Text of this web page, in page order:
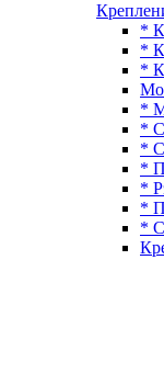
*
*
*
*
*
*
*
*
*
*